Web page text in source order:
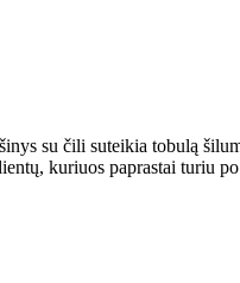
su čili suteikia tobulą
kuriuos paprastai turiu po